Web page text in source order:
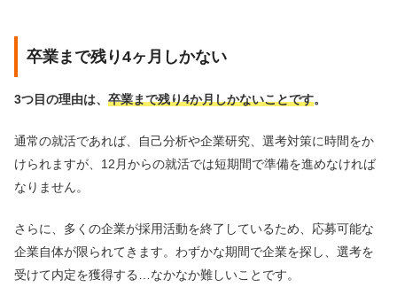
卒業まで残り4ヶ月しかない
3つ目の理由は、 卒業まで残り4か月しかないことです。
通常の就活であれば、自己分析や企業研究、選考対策に時間をか
けられますが、12月からの就活では短期間で準備を進めなければ
なりません。
さらに、多くの企業が採用活動を終了しているため、応募可能な
企業自体が限られてきます。わずかな期間で企業を探し、選考を
受けて内定を獲得する…なかなか難しいことです。